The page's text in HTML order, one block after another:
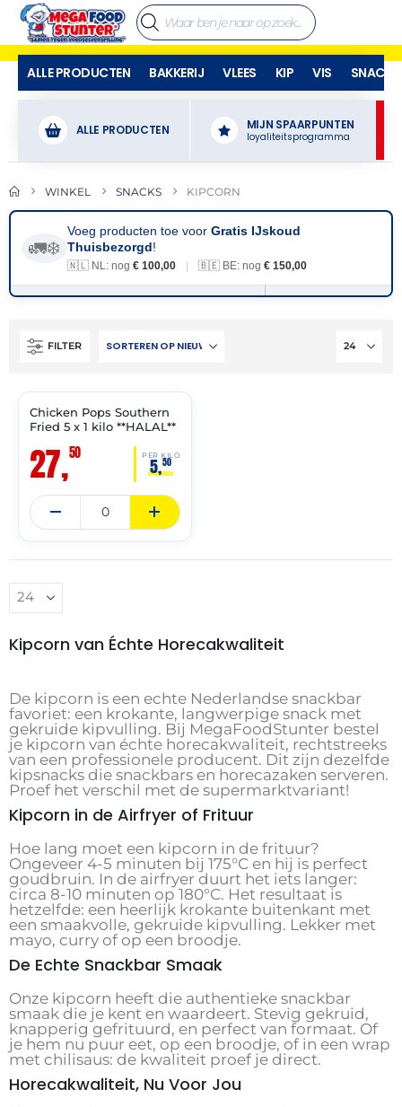
ALLE PRODUCTEN BAKKERIJ VLEES KIP VIS SNACKS
ALLE PRODUCTEN MIJN SPAARPUNTEN
loyaliteitsprogramma
WINKEL SNACKS KIPCORN
🚛❄️
Voeg producten toe voor Gratis IJskoud
Thuisbezorgd!
🇳🇱 NL: nog € 100,00 | 🇧🇪 BE: nog € 150,00
FILTER
✓ VAST ASSORTIMENT
THT:
Chicken Pops Southern
Fried 5 x 1 kilo **HALAL**
27,50 PER KILO
5,50
Kipcorn van Échte Horecakwaliteit
De kipcorn is een echte Nederlandse snackbar
favoriet: een krokante, langwerpige snack met
gekruide kipvulling. Bij MegaFoodStunter bestel
je kipcorn van échte horecakwaliteit, rechtstreeks
van een professionele producent. Dit zijn dezelfde
kipsnacks die snackbars en horecazaken serveren.
Proef het verschil met de supermarktvariant!
Kipcorn in de Airfryer of Frituur
Hoe lang moet een kipcorn in de frituur?
Ongeveer 4-5 minuten bij 175°C en hij is perfect
goudbruin. In de airfryer duurt het iets langer:
circa 8-10 minuten op 180°C. Het resultaat is
hetzelfde: een heerlijk krokante buitenkant met
een smaakvolle, gekruide kipvulling. Lekker met
mayo, curry of op een broodje.
De Echte Snackbar Smaak
Onze kipcorn heeft die authentieke snackbar
smaak die je kent en waardeert. Stevig gekruid,
knapperig gefrituurd, en perfect van formaat. Of
je hem nu puur eet, op een broodje, of in een wrap
met chilisaus: de kwaliteit proef je direct.
Horecakwaliteit, Nu Voor Jou